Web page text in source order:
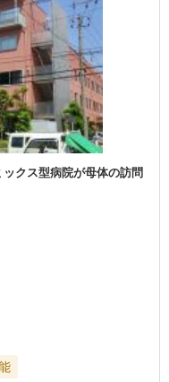
クス型病院が母体の訪問